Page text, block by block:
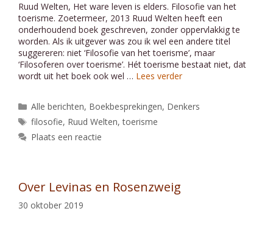
Ruud Welten, Het ware leven is elders. Filosofie van het
toerisme. Zoetermeer, 2013 Ruud Welten heeft een
onderhoudend boek geschreven, zonder oppervlakkig te
worden. Als ik uitgever was zou ik wel een andere titel
suggereren: niet ‘Filosofie van het toerisme’, maar
‘Filosoferen over toerisme’. Hét toerisme bestaat niet, dat
wordt uit het boek ook wel … Lees verder
Categorieën
Alle berichten, Boekbesprekingen, Denkers
Tags
filosofie, Ruud Welten,toerisme
Plaats een reactie
Over Levinas en Rosenzweig
30 oktober 2019